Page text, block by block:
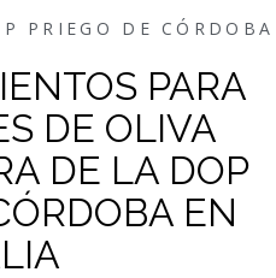
PRIEGO DE CÓRDOBA
PARA
DE OLIVA
DE LA DOP
EN